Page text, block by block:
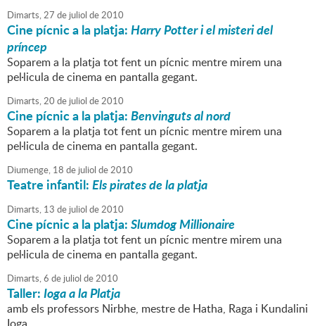
Dimarts,27 de juliol de2010
Cine pícnic a la platja:Harry Potter i el misteri del
príncep
Soparem a la platja tot fent un pícnic mentre mirem una
pel·licula de cinema en pantalla gegant.
Dimarts,20 de juliol de2010
Cine pícnic a la platja:Benvinguts al nord
Soparem a la platja tot fent un pícnic mentre mirem una
pel·licula de cinema en pantalla gegant.
Diumenge, 18 de juliol de2010
Teatre infantil:Els pirates de la platja
Dimarts, 13 de juliol de2010
Cine pícnic a la platja:Slumdog Millionaire
Soparem a la platja tot fent un pícnic mentre mirem una
pel·licula de cinema en pantalla gegant.
Dimarts,6 de juliol de2010
Taller:Ioga a la Platja
amb els professors Nirbhe, mestre de Hatha, Raga i Kundalini